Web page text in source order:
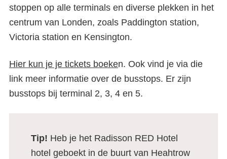
stoppen op alle terminals en diverse plekken in het
centrum van Londen, zoals Paddington station,
Victoria station en Kensington.
Hier kun je je tickets boeken. Ook vind je via die
link meer informatie over de busstops. Er zijn
busstops bij terminal 2, 3, 4 en 5.
Tip! Heb je het Radisson RED Hotel
hotel geboekt in de buurt van Heahtrow